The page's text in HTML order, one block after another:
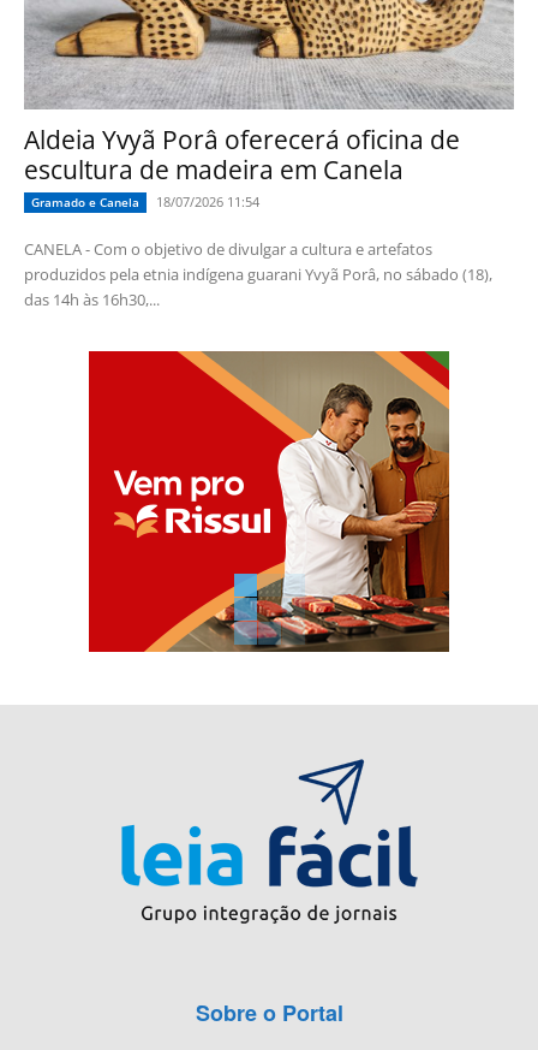
Aldeia Yvyã Porâ oferecerá oficina de
escultura de madeira em Canela
Gramado e Canela 18/07/2026 11:54
CANELA - Com o objetivo de divulgar a cultura e artefatos
produzidos pela etnia indígena guarani Yvyã Porâ, no sábado (18),
das 14h às 16h30,...
Sobre o Portal